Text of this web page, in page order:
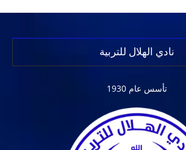
نادي الهلال للتربية
تأسس عام 1930